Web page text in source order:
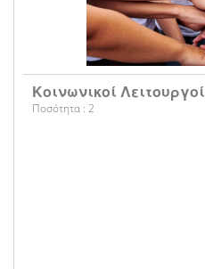
Κοινωνικοί Λειτουργοί
Ποσότητα : 2